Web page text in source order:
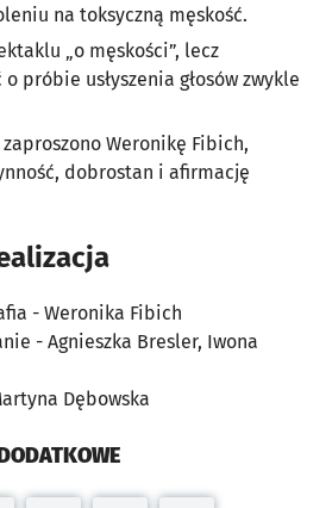
na toksyczną męskość.
„o męskości”, lecz
próbie usłyszenia głosów zwykle
Weronikę Fibich,
dobrostan i afirmację
- Weronika Fibich
- Agnieszka Bresler, Iwona
Dębowska